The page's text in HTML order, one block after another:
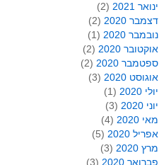
ינואר 2021
(2)
דצמבר 2020
(2)
נובמבר 2020
(1)
אוקטובר 2020
(2)
ספטמבר 2020
(2)
אוגוסט 2020
(3)
יולי 2020
(1)
יוני 2020
(3)
מאי 2020
(4)
אפריל 2020
(5)
מרץ 2020
(3)
פברואר 2020
(3)